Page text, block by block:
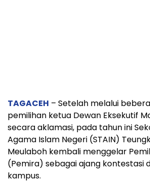
TAGACEH – Setelah melalui
pemilihan ketua Dewan Eksekutif
secara aklamasi, pada tahun ini
Agama Islam Negeri (STAIN)
Meulaboh kembali menggelar
(Pemira) sebagai ajang kontestasi
kampus.